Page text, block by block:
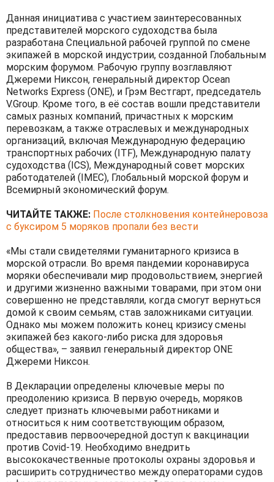
Данная инициатива с участием заинтересованных
представителей морского судоходства была
разработана Специальной рабочей группой по смене
экипажей в морской индустрии, созданной Глобальным
морским форумом. Рабочую группу возглавляют
Джереми Никсон, генеральный директор Ocean
Networks Express (ONE), и Грэм Вестгарт, председатель
V.Group. Кроме того, в её состав вошли представители
самых разных компаний, причастных к морским
перевозкам, а также отраслевых и международных
организаций, включая Международную федерацию
транспортных рабочих (ITF), Международную палату
судоходства (ICS), Международный совет морских
работодателей (IMEC), Глобальный морской форум и
Всемирный экономический форум.
ЧИТАЙТЕ ТАКЖЕ: После столкновения контейнеровоза
с буксиром 5 моряков пропали без вести
«Мы стали свидетелями гуманитарного кризиса в
морской отрасли. Во время пандемии коронавируса
моряки обеспечивали мир продовольствием, энергией
и другими жизненно важными товарами, при этом они
совершенно не представляли, когда смогут вернуться
домой к своим семьям, став заложниками ситуации.
Однако мы можем положить конец кризису смены
экипажей без какого-либо риска для здоровья
общества», – заявил генеральный директор ONE
Джереми Никсон.
В Декларации определены ключевые меры по
преодолению кризиса. В первую очередь, моряков
следует признать ключевыми работниками и
относиться к ним соответствующим образом,
предоставив первоочередной доступ к вакцинации
против Covid-19. Необходимо внедрить
высококачественные протоколы охраны здоровья и
расширить сотрудничество между операторами судов